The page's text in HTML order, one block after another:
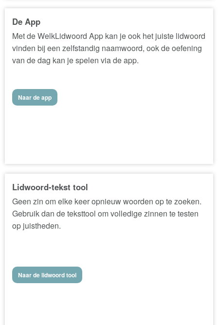
De App
Met de WelkLidwoord App kan je ook het juiste lidwoord
vinden bij een zelfstandig naamwoord, ook de oefening
van de dag kan je spelen via de app.
Naar de app
Lidwoord-tekst tool
Geen zin om elke keer opnieuw woorden op te zoeken.
Gebruik dan de teksttool om volledige zinnen te testen
op juistheden.
Naar de lidwoord tool